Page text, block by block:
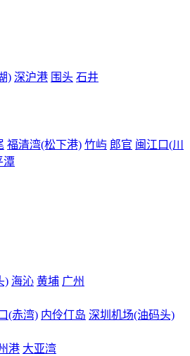
) 深沪港 围头 石井
福清湾(松下港) 竹屿 郎官 闽江口(川
潭
) 海沁 黄埔 广州
(赤湾) 内伶仃岛 深圳机场(油码头)
港 大亚湾